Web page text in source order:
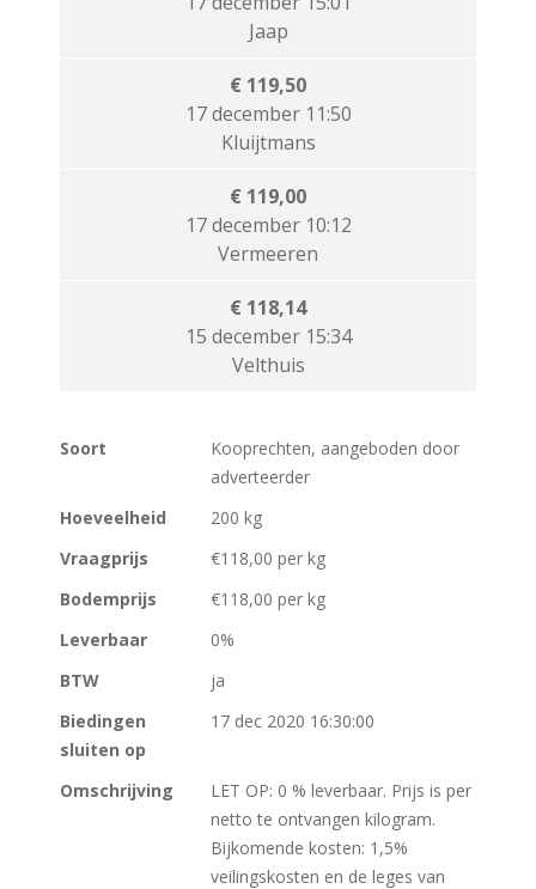
Soort
Kooprechten, aangeboden door
adverteerder
Hoeveelheid
200 kg
Vraagprijs
€118,00 per kg
Bodemprijs
€118,00 per kg
Leverbaar
0%
BTW
ja
Biedingen
sluiten op
17 dec 2020 16:30:00
Omschrijving
LET OP: 0 % leverbaar. Prijs is per
netto te ontvangen kilogram.
Bijkomende kosten: 1,5%
veilingskosten en de leges van
Jaap
€ 119,50
17 december 11:50
Kluijtmans
€ 119,00
17 december 10:12
Vermeeren
€ 118,14
15 december 15:34
Velthuis